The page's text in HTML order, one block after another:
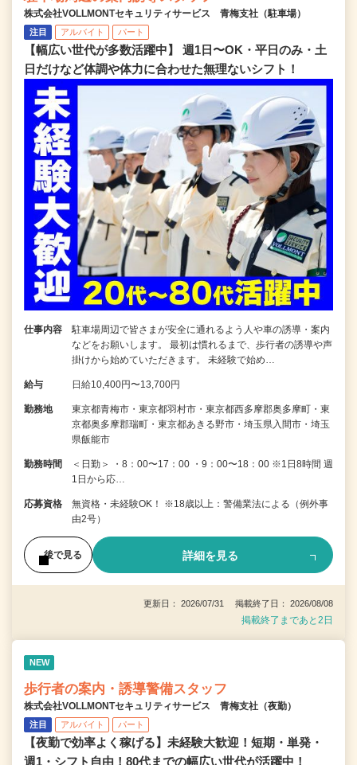
株式会社VOLLMONTセキュリティサービス 青梅支社（駐車場）
注目 アルバイト パート
【幅広い世代が多数活躍中】 週1日〜OK・平日のみ・土
日だけなど体調や体力に合わせた無理ないシフト！
仕事内容
駐車場周辺で皆さまが安全に通れるよう人や車の誘導・案内
などをお願いします。 最初は慣れるまで、歩行者の誘導や声
掛けから始めていただきます。 未経験で始め…
給与 日給10,400円〜13,700円
勤務地
東京都青梅市・東京都羽村市・東京都西多摩郡奥多摩町・東
京都奥多摩郡瑞町・東京都あきる野市・埼玉県入間市・埼玉
県飯能市
勤務時間
＜日勤＞ ・8：00〜17：00 ・9：00〜18：00 ※1日8時間 週
1日から応…
応募資格
無資格・未経験OK！ ※18歳以上：警備業法による（例外事
由2号）
後で見る 詳細を見る
更新日： 2026/07/31 掲載終了日： 2026/08/08
掲載終了まであと2日
NEW
歩行者の案内・誘導警備スタッフ
株式会社VOLLMONTセキュリティサービス 青梅支社（夜勤）
注目 アルバイト パート
【夜勤で効率よく稼げる】未経験大歓迎！短期・単発・
週1・シフト自由！80代までの幅広い世代が活躍中！